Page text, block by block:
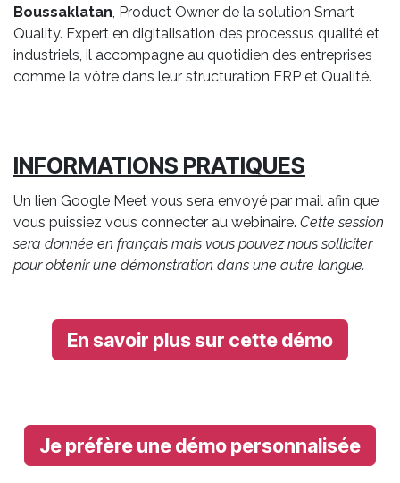
Boussaklatan, Product Owner de la solution Smart
Quality. Expert en digitalisation des processus qualité et
industriels, il accompagne au quotidien des entreprises
comme la vôtre dans leur structuration ERP et Qualité.
INFORMATIONS PRATIQUES
Un lien Google Meet vous sera envoyé par mail afin que
vous puissiez vous connecter au webinaire. Cette session
sera donnée en français mais vous pouvez nous solliciter
pour obtenir une démonstration dans une autre langue.
En savoir plus sur cette démo
Je préfère une démo personnalisée